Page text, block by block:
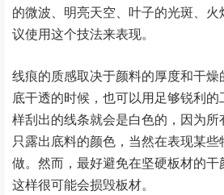
的微波、明亮天空、叶子的光斑、
议使用这个技法来表现。
线痕的质感取决于颜料的厚度和干
底干透的时候，也可以用足够锐利
样刮出的线条就会是白色的，因为所
只露出底料的颜色，当然在表现某
做。然而，最好避免在坚硬板材的
这样很可能会损毁板材。